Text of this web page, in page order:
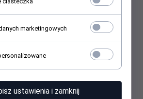
marketingowych
ustawienia i zamknij